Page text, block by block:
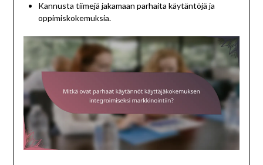
Kannusta tiimejä jakamaan parhaita käytäntöjä ja
oppimiskokemuksia.